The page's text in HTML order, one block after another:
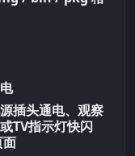
插头通电、观察
TV指示灯快闪
面